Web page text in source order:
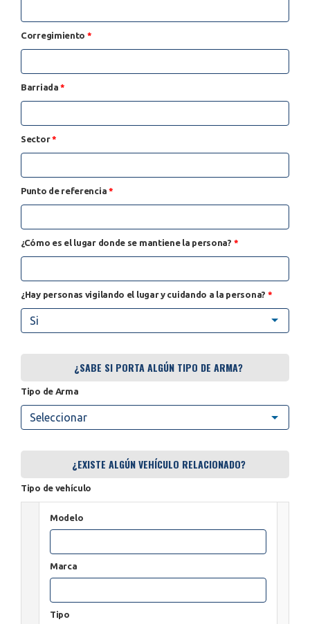
Corregimiento *
Barriada*
Sector*
Punto de referencia *
¿Cómo es el lugar donde se mantiene la persona? *
¿Hay personas vigilando el lugar y cuidando a la persona? *
Si
¿SABE SI PORTA ALGÚN TIPO DE ARMA?
Tipo de Arma
Seleccionar
¿EXISTE ALGÚN VEHÍCULO RELACIONADO?
Tipo de vehículo
Modelo
Marca
Tipo